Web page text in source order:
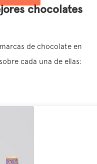
chocolates
de chocolate en
cada una de ellas: